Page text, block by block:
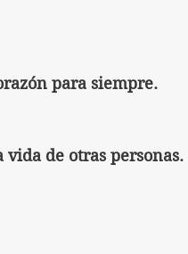
para siempre.
de otras